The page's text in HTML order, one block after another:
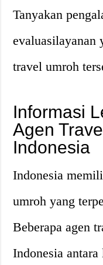
Tanyakan
evaluasilayanan
travel umroh
Informasi
Agen
Indonesia
Indonesia
umroh yang
Beberapa agen
Indonesia antara